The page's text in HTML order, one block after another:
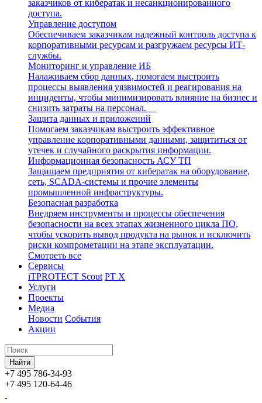
заказчиков от кибератак и несанкционированного
доступа.
Управление доступом
Обеспечиваем заказчикам надежный контроль доступа к
корпоративными ресурсам и разгружаем ресурсы ИТ-
службы.
Мониторинг и управление ИБ
Налаживаем сбор данных, помогаем выстроить
процессы выявления уязвимостей и реагирования на
инциденты, чтобы минимизировать влияние на бизнес и
снизить затраты на персонал.
Защита данных и приложений
Помогаем заказчикам выстроить эффективное
управление корпоративными данными, защититься от
утечек и случайного раскрытия информации.
Информационная безопасность АСУ ТП
Защищаем предприятия от кибератак на оборудование,
сеть, SCADA-системы и прочие элементы
промышленной инфраструктуры.
Безопасная разработка
Внедряем инструменты и процессы обеспечения
безопасности на всех этапах жизненного цикла ПО,
чтобы ускорить вывод продукта на рынок и исключить
риски компрометации на этапе эксплуатации.
Смотреть все
Сервисы
iTPROTECT Scout PT X
Услуги
Проекты
Медиа
Новости События
Акции
+7 495 786-34-93
+7 495 120-64-46